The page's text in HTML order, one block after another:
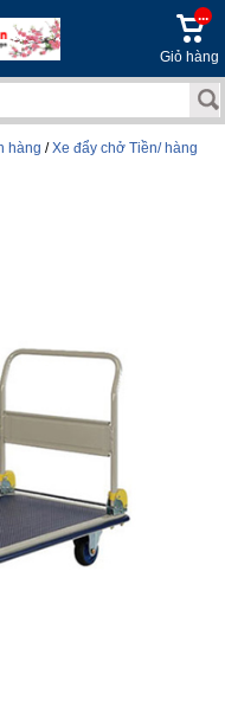
...
Giỏ hàng
hàng /Xe đẩy chở Tiền/ hàng